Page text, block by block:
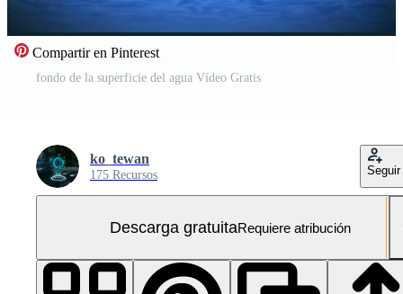
Compartir en Pinterest
fondo de la superficie del agua Vídeo Gratis
ko_tewan
175 Recursos Seguir
Descarga gratuitaRequiere atribución